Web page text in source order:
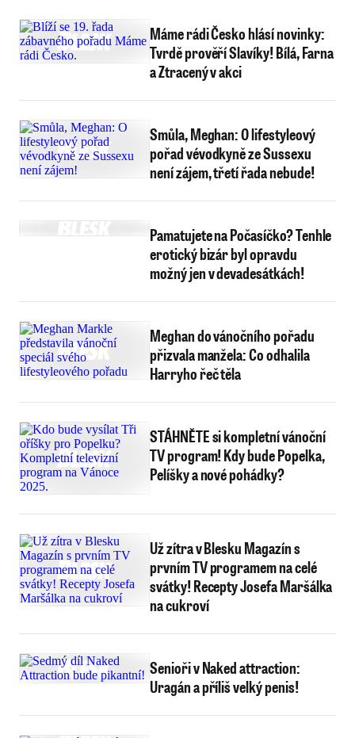
Máme rádi Česko hlásí novinky:
Tvrdě prověří Slavíky! Bílá, Farna
a Ztracený v akci
Smůla, Meghan: O lifestyleový
pořad vévodkyně ze Sussexu
není zájem, třetí řada nebude!
Pamatujete na Počasíčko? Tenhle
erotický bizár byl opravdu
možný jen v devadesátkách!
Meghan do vánočního pořadu
přizvala manžela: Co odhalila
Harryho řeč těla
STÁHNĚTE si kompletní vánoční
TV program! Kdy bude Popelka,
Pelíšky a nové pohádky?
Už zítra v Blesku Magazín s
prvním TV programem na celé
svátky! Recepty Josefa Maršálka
na cukroví
Senioři v Naked attraction:
Uragán a příliš velký penis!